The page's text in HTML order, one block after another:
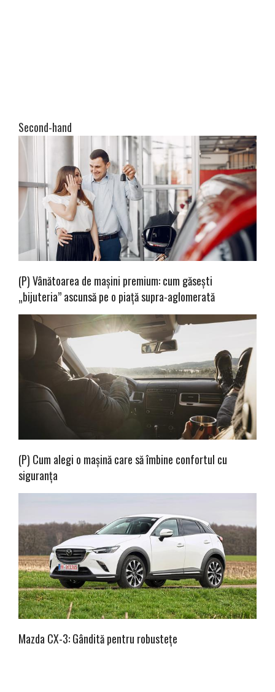
Second-hand
(P) Vânătoarea de mașini premium: cum găsești
„bijuteria” ascunsă pe o piață supra-aglomerată
(P) Cum alegi o mașină care să îmbine confortul cu
siguranța
Mazda CX-3: Gândită pentru robustețe